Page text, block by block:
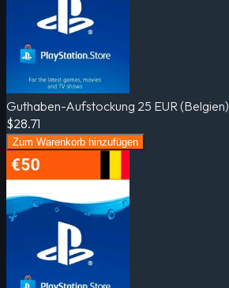
Guthaben-Aufstockung 25 EUR (Belgien)
$28.71
Zum Warenkorb hinzufügen